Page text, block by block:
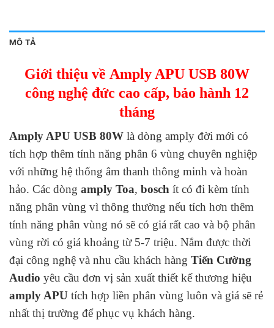
MÔ TẢ
Giới thiệu về Amply APU USB 80W
công nghệ đức cao cấp, bảo hành 12
tháng
Amply APU USB 80W là dòng amply đời mới có
tích hợp thêm tính năng phân 6 vùng chuyên nghiệp
với những hệ thống âm thanh thông minh và hoàn
hảo. Các dòng amply Toa, bosch ít có đi kèm tính
năng phân vùng vì thông thường nếu tích hơn thêm
tính năng phân vùng nó sẽ có giá rất cao và bộ phân
vùng rời có giá khoảng từ 5-7 triệu. Nắm được thời
đại công nghệ và nhu cầu khách hàng Tiến Cường
Audio yêu cầu đơn vị sản xuất thiết kế thương hiệu
amply APU tích hợp liền phân vùng luôn và giá sẽ rẻ
nhất thị trường để phục vụ khách hàng.